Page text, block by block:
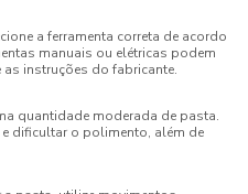
a ferramenta correta de acordo
manuais ou elétricas podem
instruções do fabricante.
quantidade moderada de pasta.
dificultar o polimento, além de